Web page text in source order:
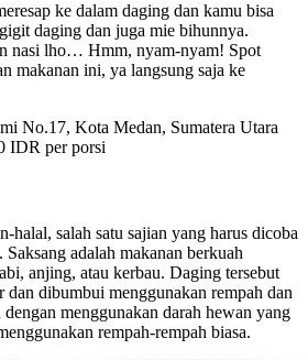
ke dalam daging dan kamu bisa
daging dan juga mie bihunnya.
nasi lho… Hmm, nyam-nyam! Spot
makanan ini, ya langsung saja ke
No.17, Kota Medan, Sumatera Utara
IDR per porsi
halal, salah satu sajian yang harus dicoba
adalah makanan berkuah
anjing, atau kerbau. Daging tersebut
dan dibumbui menggunakan rempah dan
menggunakan darah hewan yang
rempah-rempah biasa.